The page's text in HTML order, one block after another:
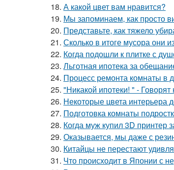
18. А какой цвет вам нравится?
19. Мы запоминаем, как просто
20. Представьте, как тяжело
21. Сколько в итоге мусора они
22. Когда подошли к плитке с
23. Льготная ипотека за
24. Процесс ремонта комнаты в
25. "Никакой ипотеки! " -
26. Некоторые цвета интерьера
27. Подготовка комнаты
28. Когда муж купил 3D принтер
29. Оказывается, мы даже с
30. Китайцы не перестают
31. Что происходит в Японии с